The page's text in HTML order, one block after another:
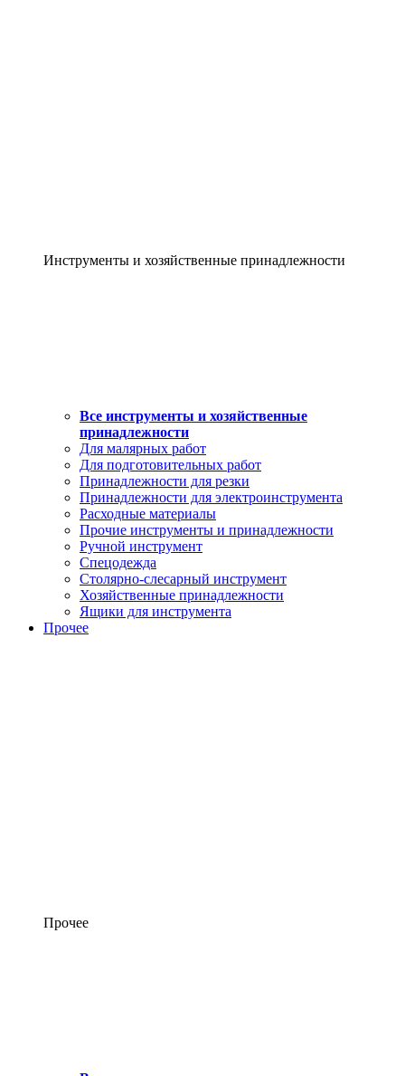
Инструменты и хозяйственные принадлежности
Все инструменты и хозяйственные
принадлежности
Для малярных работ
Для подготовительных работ
Принадлежности для резки
Принадлежности для электроинструмента
Расходные материалы
Прочие инструменты и принадлежности
Ручной инструмент
Спецодежда
Столярно-слесарный инструмент
Хозяйственные принадлежности
Ящики для инструмента
Прочее
Прочее